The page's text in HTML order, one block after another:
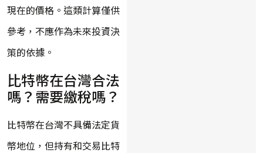
現在的價格。這類計算僅供
參考，不應作為未來投資決
策的依據。
比特幣在台灣合法
嗎？需要繳稅嗎？
比特幣在台灣不具備法定貨
幣地位，但持有和交易比特